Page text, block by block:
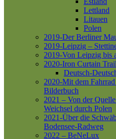
Lettland
Litauen
Polen
2019-Der Berliner
2019-Leipzig –
2019-Von Leipzig bis
2020-Iron Curtain
Deutsch-
2020-Mit dem
Bilderbuch
2021 – Von der
Weichsel durch Polen
2021-Über die
Bodensee-Radweg
2022 – BeNeLux